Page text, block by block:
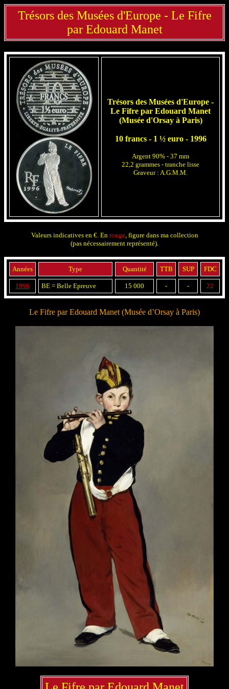
Trésors des Musées d'Europe - Le Fifre
par Edouard Manet
Trésors des Musées d'Europe -
Le Fifre par Edouard Manet
(Musée d'Orsay à Paris)
10 francs - 1 ½ euro - 1996
Argent 90% - 37 mm
22,2 grammes - tranche lisse
Graveur : A.G.M.M.
Valeurs indicatives en €. En rouge, figure dans ma collection
(pas nécessairement représenté).
Années Type Quantité TTB SUP FDC
1996 BE = Belle Epreuve 15 000 - - 22
Le Fifre par Edouard Manet (Musée d’Orsay à Paris)